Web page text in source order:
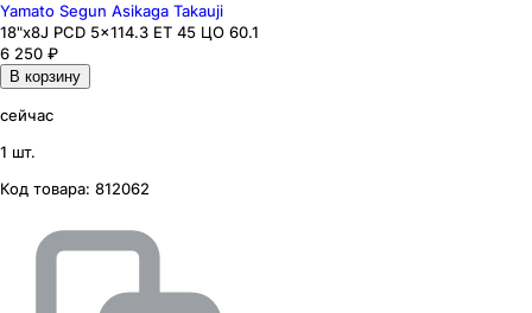
Yamato Segun Asikaga Takauji
18"x8J PCD 5x114.3 ЕТ 45 ЦО 60.1
6 250 ₽
В корзину
сейчас
1 шт.
Код товара: 812062